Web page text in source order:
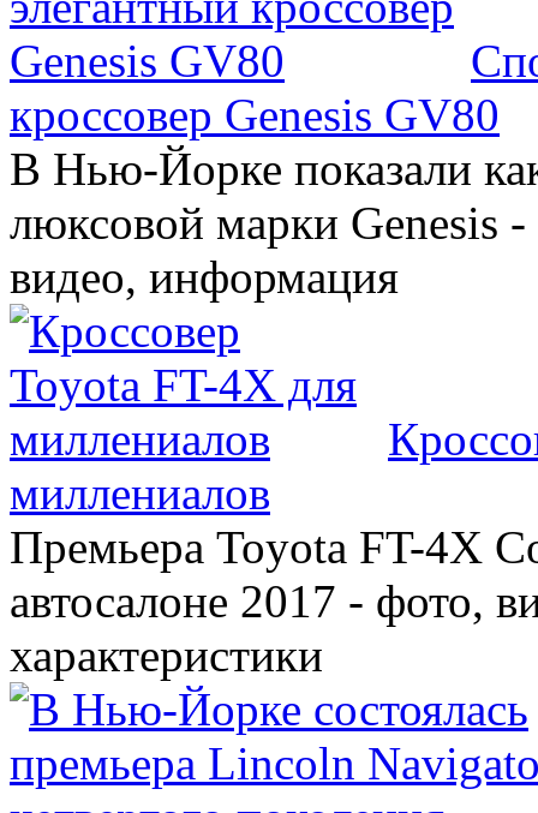
кроссовер Genesis GV80
В Нью-Йорке показали
люксовой марки Genesis
видео, информация
миллениалов
Премьера Toyota FT-4X
автосалоне 2017 - фото,
характеристики